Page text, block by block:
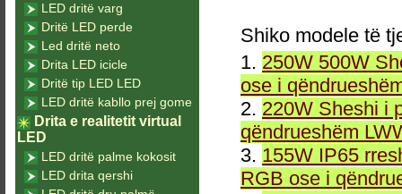
Shiko modele të
1. 250W 500W
ose i
2. 220W Sheshi i
qëndrueshëm
3. 155W IP65
RGB ose i
LED dritë varg
Dritë LED perde
Led dritë neto
Drita LED icicle
Dritë tip LED LED
LED dritë kabllo prej gome
Drita e realitetit virtual
LED
LED dritë palme kokosit
LED drita qershi